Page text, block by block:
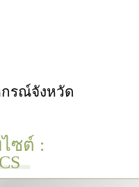
รณ์จังหวัด
ซต์ :